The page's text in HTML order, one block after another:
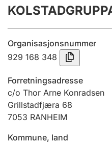
Årsregnskap
Innsending og
Tinglysing
Jeger
Betaling og
Organisasjonsnummer
929 168 348
Forretningsadresse
c/o Thor Arne Konradsen
Grillstadfjæra 68
7053 RANHEIM
Kommune, land